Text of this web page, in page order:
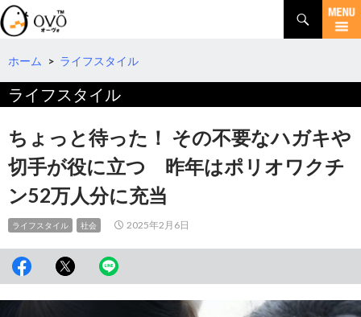
検
索
コ
テ
ツ
へ
ホーム > ライフスタイル
ライフスタイル
ちょっと待った！ その不要なハガキや
切手が役に立つ 昨年はポリオワクチ
ン52万人分に充当
ライフスタイル 社会 2025年2月6日